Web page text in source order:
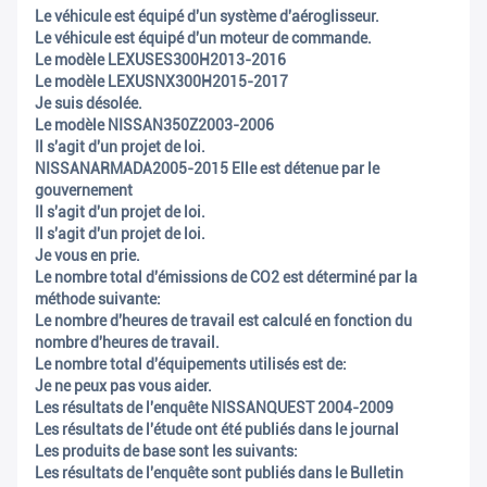
Le véhicule est équipé d'un système d'aéroglisseur.
Le véhicule est équipé d'un moteur de commande.
Le modèle LEXUSES300H2013-2016
Le modèle LEXUSNX300H2015-2017
Je suis désolée.
Le modèle NISSAN350Z2003-2006
Il s'agit d'un projet de loi.
NISSANARMADA2005-2015 Elle est détenue par le
gouvernement
Il s'agit d'un projet de loi.
Il s'agit d'un projet de loi.
Je vous en prie.
Le nombre total d'émissions de CO2 est déterminé par la
méthode suivante:
Le nombre d'heures de travail est calculé en fonction du
nombre d'heures de travail.
Le nombre total d'équipements utilisés est de:
Je ne peux pas vous aider.
Les résultats de l'enquête NISSANQUEST 2004-2009
Les résultats de l'étude ont été publiés dans le journal
Les produits de base sont les suivants:
Les résultats de l'enquête sont publiés dans le Bulletin